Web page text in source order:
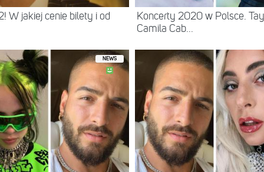
W jakiej cenie bilety i od
Koncerty 2020 w Polsce.
Camila Cab...
NEWS